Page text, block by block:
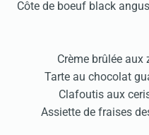
Côte de boeuf black
Crème brûlée aux
Tarte au chocolat
Clafoutis aux
Assiette de fraises